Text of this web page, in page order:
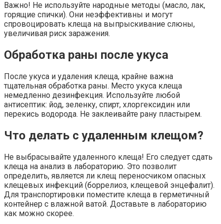
Важно! Не используйте народные методы (масло, лак,
горящие спички). Они неэффективны и могут
спровоцировать клеща на выпрыскивание слюны,
увеличивая риск заражения.
Обработка раны после укуса
После укуса и удаления клеща, крайне важна
тщательная обработка раны. Место укуса клеща
немедленно дезинфекция. Используйте любой
антисептик: йод, зеленку, спирт, хлоргексидин или
перекись водорода. Не заклеивайте рану пластырем.
Что делать с удаленным клещом?
Не выбрасывайте удаленного клеща! Его следует сдать
клеща на анализ в лабораторию. Это позволит
определить, является ли клещ переносчиком опасных
клещевых инфекций (боррелиоз, клещевой энцефалит).
Для транспортировки поместите клеща в герметичный
контейнер с влажной ватой. Доставьте в лабораторию
как можно скорее.